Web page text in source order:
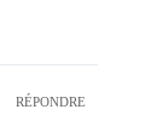
RÉPONDRE